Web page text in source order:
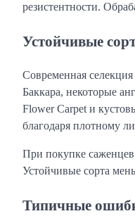
резистентности.
Устойчивые
Современная
Баккара, некоторые
Flower Carpet и
благодаря плотному
При покупке
Устойчивые сорта
Типичные